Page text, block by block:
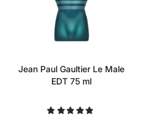
Jean Paul Gaultier Le Male
EDT 75 ml